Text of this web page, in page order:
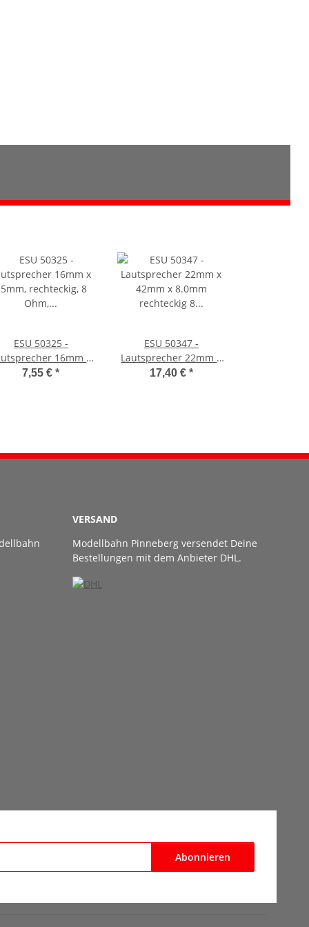
ESU 50325 -
16mm x
35mm, rechteckig, 8
7,55 €*
ESU 50347 -
Lautsprecher 22mm x
42mm x 8.0mm
17,40 € *
VERSAND
Modellbahn Pinneberg versendet Deine
Bestellungen mit dem Anbieter DHL.
Abonnieren